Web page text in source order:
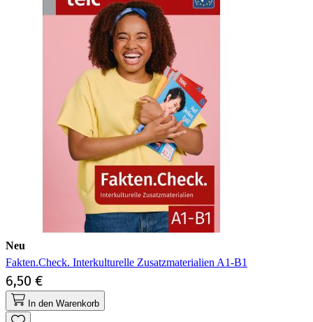
Neu
Fakten.Check. Interkulturelle Zusatzmaterialien A1-B1
6,50 €
In den Warenkorb